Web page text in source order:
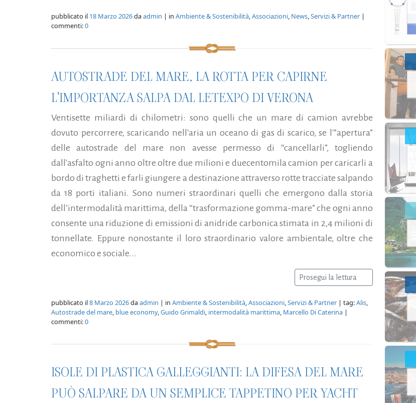
pubblicato il 18 Marzo 2026daadmin | in Ambiente & Sostenibilità,Associazioni, News,Servizi & Partner |
commenti:0
AUTOSTRADE DEL MARE, LA ROTTA PER CAPIRNE
L'IMPORTANZA SALPA DAL LETEXPO DI VERONA
Ventisette miliardi di chilometri: sono quelli che un mare di camion avrebbe
dovuto percorrere, scaricando nell'aria un oceano di gas di scarico, se l'”apertura”
delle autostrade del mare non avesse permesso di “cancellarli”, togliendo
dall'asfalto ogni anno oltre oltre due milioni e duecentomila camion per caricarli a
bordo di traghetti e farli giungere a destinazione attraverso rotte tracciate salpando
da 18 porti italiani. Sono numeri straordinari quelli che emergono dalla storia
dell’intermodalità marittima, della “trasformazione gomma-mare” che ogni anno
consente una riduzione di emissioni di anidride carbonica stimata in 2,4 milioni di
tonnellate. Eppure nonostante il loro straordinario valore ambientale, oltre che
economico e sociale...
Prosegui la lettura
pubblicato il8 Marzo 2026daadmin | in Ambiente & Sostenibilità Associazioni Servizi & Partner | tag:Alis
Autostrade del mare blue economy, Guido Grimaldi intermodalità marittima Marcello Di Caterina |
commenti:0
ISOLE DI PLASTICA GALLEGGIANTI: LA DIFESA DEL MARE
PUÒ SALPARE DA UN SEMPLICE TAPPETINO PER YACHT